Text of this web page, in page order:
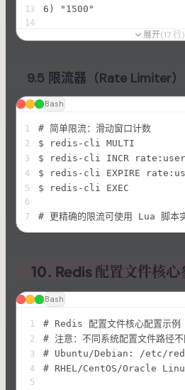
13 6) "1500"
14
展开(17行)
9.5 限流器（Rate Limiter）
Bash
1 # 简单限流：滑动窗口计数
2 $ redis-cli MULTI
3 $ redis-cli INCR
4 $ redis-cli EXPIRE
5 $ redis-cli EXEC
6
7
# 更精确的限流可使用 Lua 脚本
10. Redis 配置文件核心
Bash
1 # Redis 配置文件核心配置示例
2 # 注意：不同系统配置文件路径不
3 # Ubuntu/Debian: /etc/
4 # RHEL/CentOS/Oracle
5